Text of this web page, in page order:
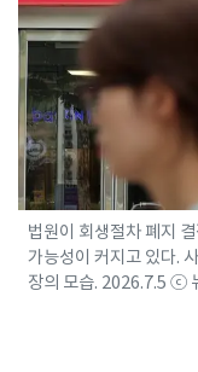
법원이 회생절차 폐지
가능성이 커지고 있다.
장의 모습. 2026.7.5 ⓒ